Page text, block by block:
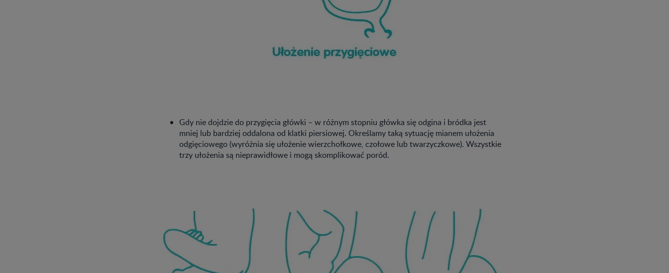
Gdy nie dojdzie do przygięcia główki – w różnym stopniu główka się odgina i bródka jest
mniej lub bardziej oddalona od klatki piersiowej. Określamy taką sytuację mianem ułożenia
odgięciowego (wyróżnia się ułożenie wierzchołkowe, czołowe lub twarzyczkowe). Wszystkie
trzy ułożenia są nieprawidłowe i mogą skomplikować poród.